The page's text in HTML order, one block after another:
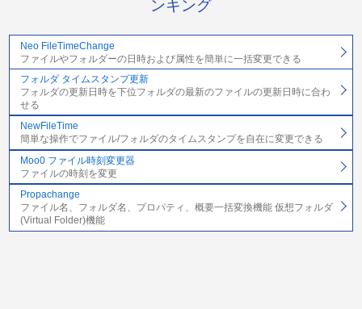
ンキング
Neo FileTimeChange
ファイルやフォルダーの日時および属性を簡単に一括変更できる
フォルダ タイムスタンプ更新
フォルダの更新日時を下位フォルダの最新のファイルの更新日時に合わ
せる
NewFileTime
簡単な操作でファイル/フォルダのタイムスタンプを自在に変更できる
Moo0 ファイル時刻変更器
ファイルの時刻を変更
Propachange
ファイル名、フォルダ名、プロパティ、概要一括変換機能 仮想フォルダ
(Virtual Folder)機能